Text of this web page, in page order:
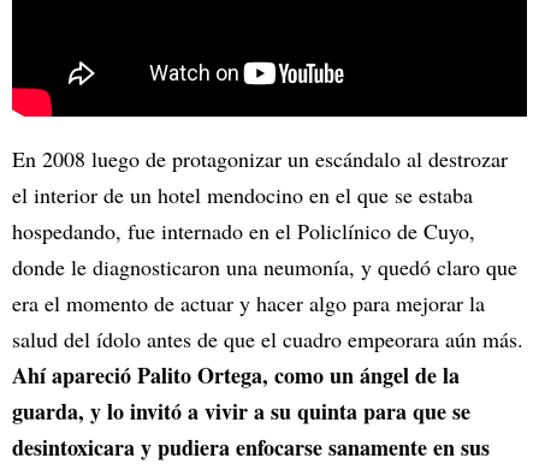
En 2008 luego de protagonizar un escándalo al destrozar
el interior de un hotel mendocino en el que se estaba
hospedando, fue internado en el Policlínico de Cuyo,
donde le diagnosticaron una neumonía, y quedó claro que
era el momento de actuar y hacer algo para mejorar la
salud del ídolo antes de que el cuadro empeorara aún más.
Ahí apareció Palito Ortega, como un ángel de la
guarda, y lo invitó a vivir a su quinta para que se
desintoxicara y pudiera enfocarse sanamente en sus